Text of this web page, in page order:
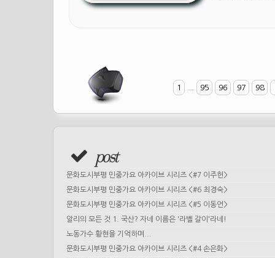
1 95 96 97 98
post
문화도시부평 민중가요 아카이브 시리즈 <#7 이주헌>
문화도시부평 민중가요 아카이브 시리즈 <#6 최경숙>
문화도시부평 민중가요 아카이브 시리즈 <#5 이동언>
알리의 모든 것 1. 국산? 자네 이름은 '라벨 갈이'라네!
노동가수 황현을 기억하며...
문화도시부평 민중가요 아카이브 시리즈 <#4 손은화>